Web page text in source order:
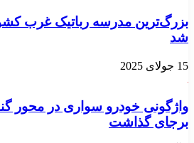
بزرگ‌ترین مدرسه رباتیک غرب
شد
15 جولای 2025
برجای گذاشت